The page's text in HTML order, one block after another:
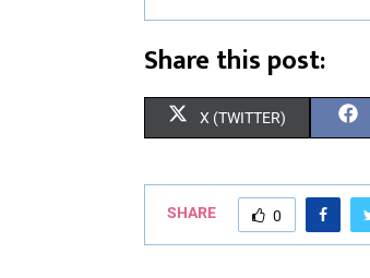
Share this post:
X (TWITTER)
SHARE 0